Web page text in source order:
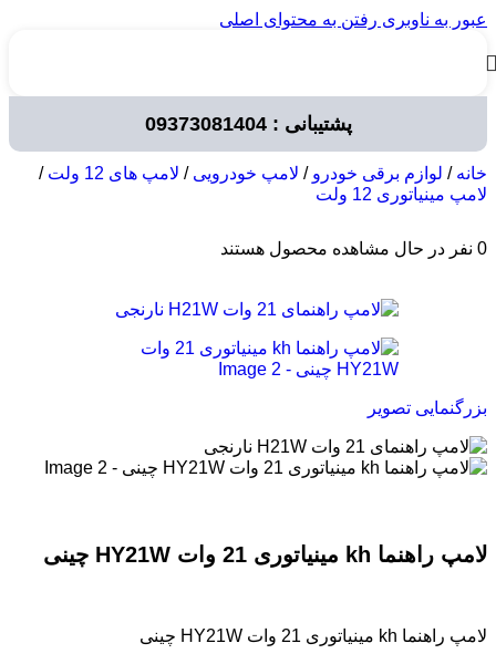
عبور به ناوبری رفتن به محتوای اصلی
پشتیبانی : 09373081404
خانه/ لوازم برقی خودرو/ لامپ خودرویی/ لامپ های 12 ولت
/
لامپ مینیاتوری 12 ولت
0 نفر در حال مشاهده محصول هستند
بزرگنمایی تصویر
لامپ راهنما kh مینیاتوری 21 وات HY21W چینی
لامپ راهنما kh مینیاتوری 21 وات HY21W چینی